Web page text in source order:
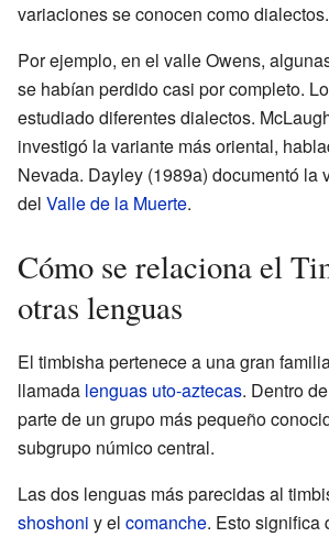
variaciones se conocen como dialectos.
Por ejemplo, en el valle Owens,
se habían perdido casi por completo.
estudiado diferentes dialectos.
investigó la variante más oriental,
Nevada. Dayley (1989a) documentó la
del Valle de la Muerte.
Cómo se relaciona el
otras lenguas
El timbisha pertenece a una gran
llamada lenguas uto-aztecas. Dentro
parte de un grupo más pequeño
subgrupo númico central.
Las dos lenguas más parecidas al
shoshoni y el comanche. Esto significa